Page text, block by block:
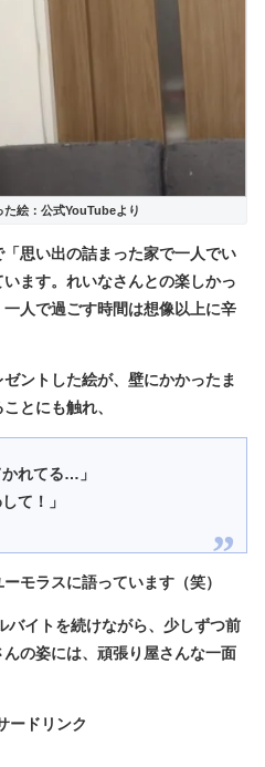
絵：公式YouTubeより
思い出の詰まった家で一人でい
ます。れいなさんとの楽しかっ
人で過ごす時間は想像以上に辛
ントした絵が、壁にかかったま
とにも触れ、
れてる…」
て！」
モラスに語っています（笑）
イトを続けながら、少しずつ前
の姿には、頑張り屋さんな一面
ードリンク